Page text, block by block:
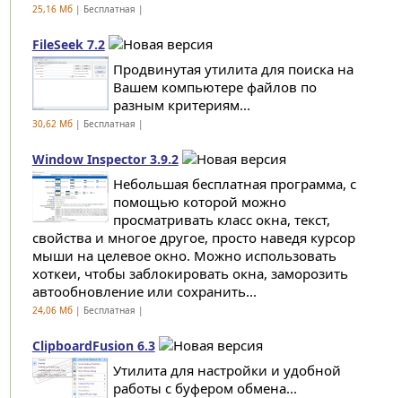
25,16 Мб| Бесплатная |
FileSeek 7.2
Продвинутая утилита для поиска на
Вашем компьютере файлов по
разным критериям...
30,62 Мб| Бесплатная |
Window Inspector 3.9.2
Небольшая бесплатная программа, с
помощью которой можно
просматривать класс окна, текст,
свойства и многое другое, просто наведя курсор
мыши на целевое окно. Можно использовать
хоткеи, чтобы заблокировать окна, заморозить
автообновление или сохранить...
24,06 Мб| Бесплатная |
ClipboardFusion 6.3
Утилита для настройки и удобной
работы с буфером обмена...